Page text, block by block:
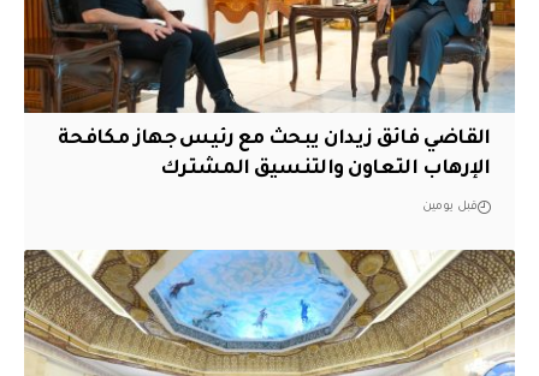
القاضي فائق زيدان يبحث مع رئيس جهاز مكافحة
الإرهاب التعاون والتنسيق المشترك
قبل يومين